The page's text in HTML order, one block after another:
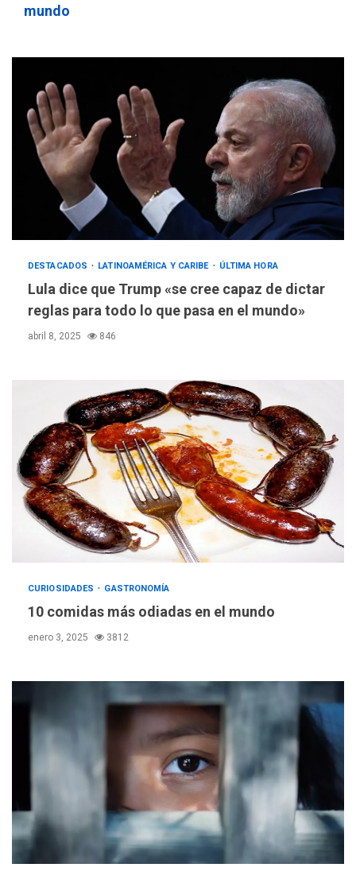
mundo
DESTACADOS LATINOAMÉRICA Y CARIBE ÚLTIMA HORA
Lula dice que Trump «se cree capaz de dictar
reglas para todo lo que pasa en el mundo»
abril 8, 2025 846
CURIOSIDADES GASTRONOMÍA
10 comidas más odiadas en el mundo
enero 3, 2025 3812